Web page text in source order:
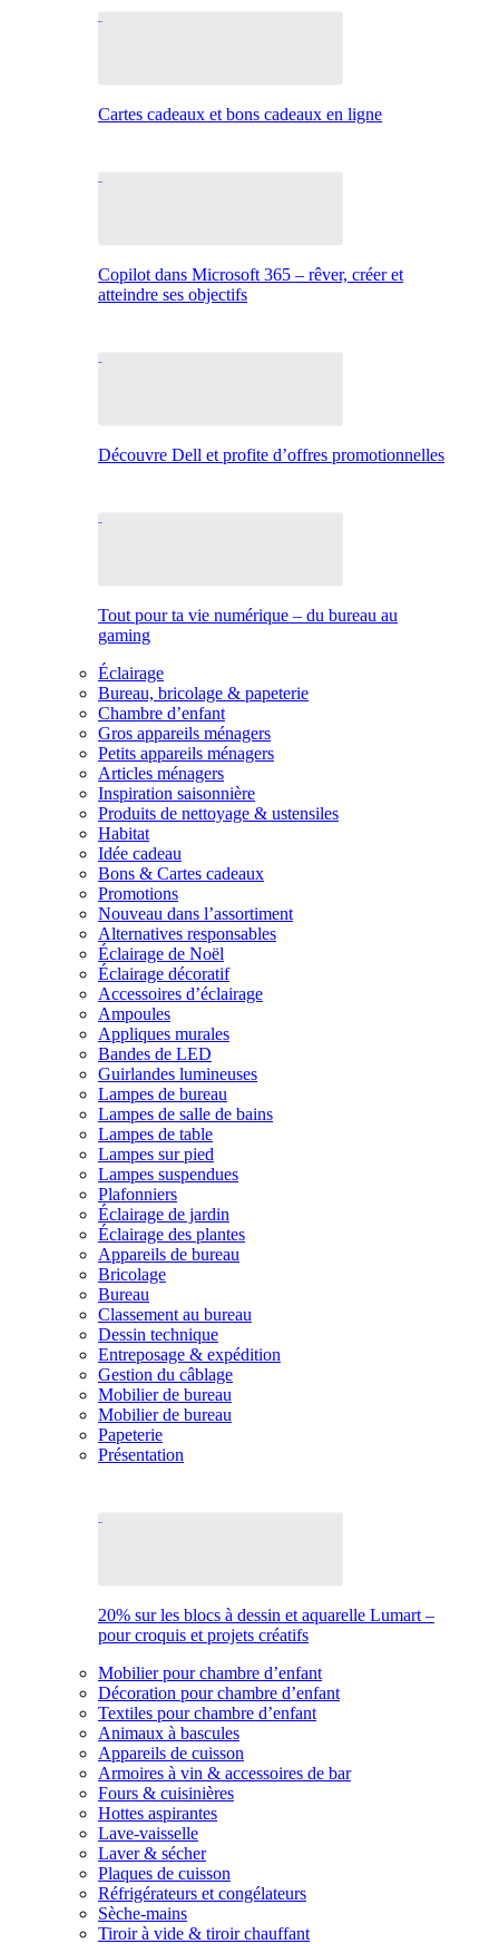
Cartes cadeaux et bons cadeaux en ligne
Copilot dans Microsoft 365 – rêver, créer et
atteindre ses objectifs
Découvre Dell et profite d’offres promotionnelles
Tout pour ta vie numérique – du bureau au
gaming
Éclairage
Bureau, bricolage & papeterie
Chambre d’enfant
Gros appareils ménagers
Petits appareils ménagers
Articles ménagers
Inspiration saisonnière
Produits de nettoyage & ustensiles
Habitat
Idée cadeau
Bons & Cartes cadeaux
Promotions
Nouveau dans l’assortiment
Alternatives responsables
Éclairage de Noël
Éclairage décoratif
Accessoires d’éclairage
Ampoules
Appliques murales
Bandes de LED
Guirlandes lumineuses
Lampes de bureau
Lampes de salle de bains
Lampes de table
Lampes sur pied
Lampes suspendues
Plafonniers
Éclairage de jardin
Éclairage des plantes
Appareils de bureau
Bricolage
Bureau
Classement au bureau
Dessin technique
Entreposage & expédition
Gestion du câblage
Mobilier de bureau
Mobilier de bureau
Papeterie
Présentation
20% sur les blocs à dessin et aquarelle Lumart –
pour croquis et projets créatifs
Mobilier pour chambre d’enfant
Décoration pour chambre d’enfant
Textiles pour chambre d’enfant
Animaux à bascules
Appareils de cuisson
Armoires à vin & accessoires de bar
Fours & cuisinières
Hottes aspirantes
Lave-vaisselle
Laver & sécher
Plaques de cuisson
Réfrigérateurs et congélateurs
Sèche-mains
Tiroir à vide & tiroir chauffant